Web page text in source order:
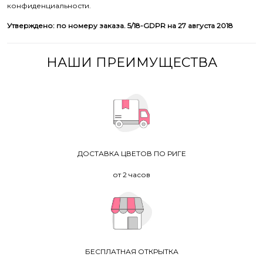
конфиденциальности.
Утверждено: по номеру заказа. 5/18-GDPR на 27 августа 2018
НАШИ ПРЕИМУЩЕСТВА
ДОСТАВКА ЦВЕТОВ ПО РИГЕ
от 2 часов
БЕСПЛАТНАЯ ОТКРЫТКА